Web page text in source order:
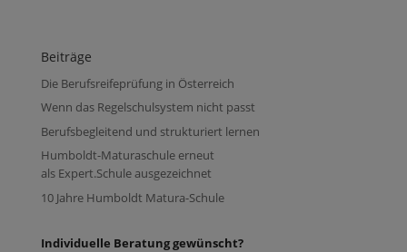
Beiträge
Die Berufsreifeprüfung in Österreich
Wenn das Regelschulsystem nicht passt
Berufsbegleitend und strukturiert lernen
Humboldt-Maturaschule erneut
als Expert.Schule ausgezeichnet
10 Jahre Humboldt Matura-Schule
Individuelle Beratung gewünscht?